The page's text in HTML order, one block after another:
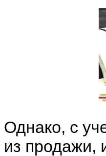
Однако, с
из продажи,